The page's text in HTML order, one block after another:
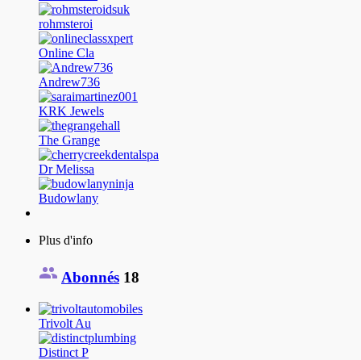
rohmsteroi
Online Cla
Andrew736
KRK Jewels
The Grange
Dr Melissa
Budowlany
Plus d'info
Abonnés 18
Trivolt Au
Distinct P